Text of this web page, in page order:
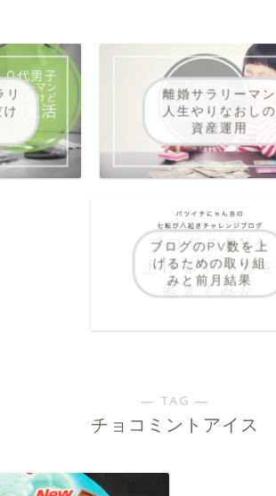
リ
離婚サラリーマン
人生やりなおしの
資産運用
ブログのPV数を上
げるための取り組
みと前月結果
― TAG ―
チョコミントアイス